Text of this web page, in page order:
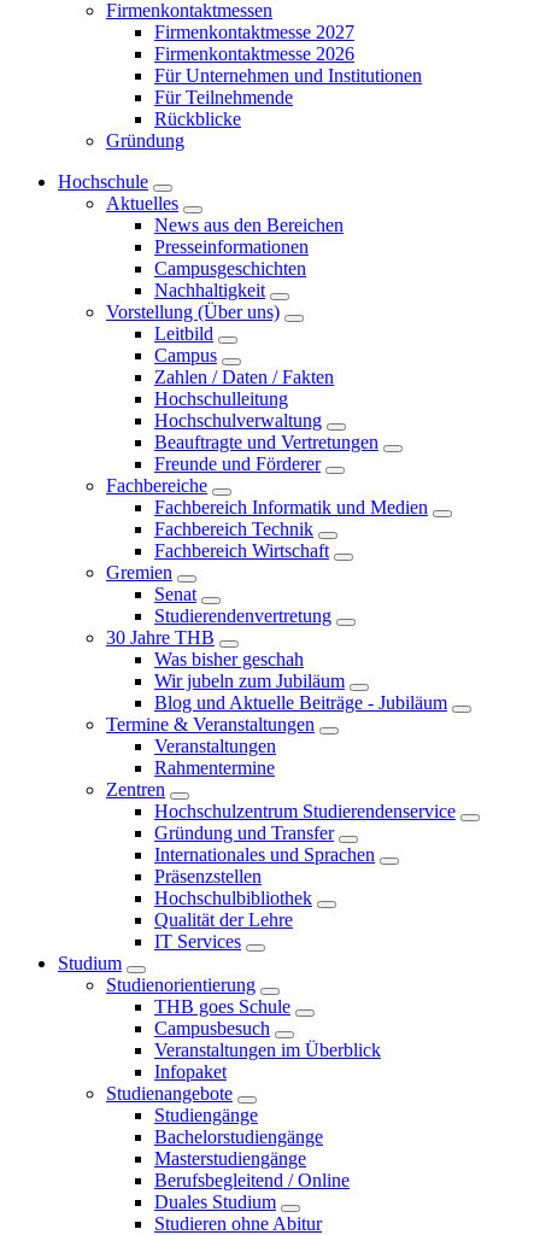
Firmenkontaktmessen
Firmenkontaktmesse 2027
Firmenkontaktmesse 2026
Für Unternehmen und Institutionen
Für Teilnehmende
Rückblicke
Gründung
Hochschule
Aktuelles
News aus den Bereichen
Presseinformationen
Campusgeschichten
Nachhaltigkeit
Vorstellung (Über uns)
Leitbild
Campus
Zahlen / Daten / Fakten
Hochschulleitung
Hochschulverwaltung
Beauftragte und Vertretungen
Freunde und Förderer
Fachbereiche
Fachbereich Informatik und Medien
Fachbereich Technik
Fachbereich Wirtschaft
Gremien
Senat
Studierendenvertretung
30 Jahre THB
Was bisher geschah
Wir jubeln zum Jubiläum
Blog und Aktuelle Beiträge - Jubiläum
Termine & Veranstaltungen
Veranstaltungen
Rahmentermine
Zentren
Hochschulzentrum Studierendenservice
Gründung und Transfer
Internationales und Sprachen
Präsenzstellen
Hochschulbibliothek
Qualität der Lehre
IT Services
Studium
Studienorientierung
THB goes Schule
Campusbesuch
Veranstaltungen im Überblick
Infopaket
Studienangebote
Studiengänge
Bachelorstudiengänge
Masterstudiengänge
Berufsbegleitend / Online
Duales Studium
Studieren ohne Abitur